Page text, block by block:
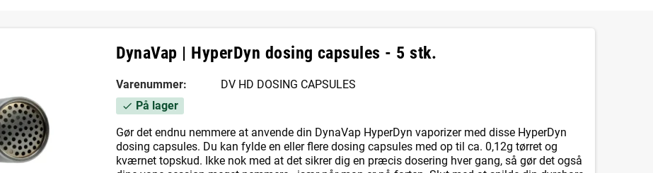
DynaVap | HyperDyn dosing capsules - 5 stk.
Varenummer: DV HD DOSING CAPSULES
check På lager
Gør det endnu nemmere at anvende din DynaVap HyperDyn vaporizer med disse HyperDyn
dosing capsules. Du kan fylde en eller flere dosing capsules med op til ca. 0,12g tørret og
kværnet topskud. Ikke nok med at det sikrer dig en præcis dosering hver gang, så gør det også